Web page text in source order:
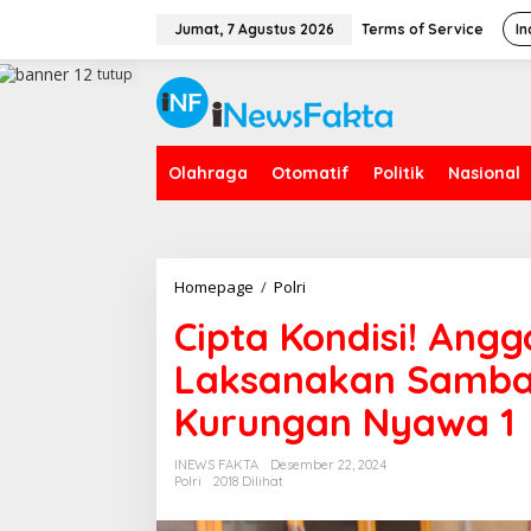
a
Jumat, 7 Agustus 2026 Terms of Service
Olahraga Otomatif Politik Nasional
tutup
Homepage / Polri
p
t
a
K
o
n
d
i
Cipta Kondisi!
Laksanakan
Kurungan Nyawa 1
INEWS FAKTA
Desember 22, 2024
Polri
2018 Dilihat